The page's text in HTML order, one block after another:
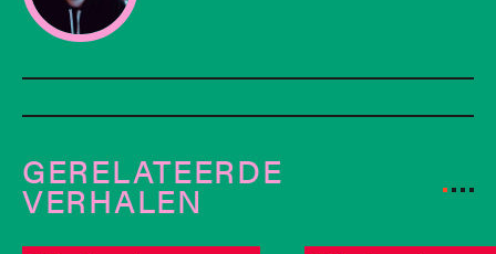
GERELATEERDE
VERHALEN